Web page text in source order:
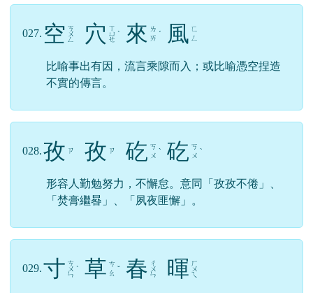
027. 空 ㄎ
ㄨ
ㄥ 穴 ㄒ
ㄩ
ㄝ
ˋ 來 ㄌ
ㄞ ˊ 風 ㄈ
ㄥ
比喻事出有因，流言乘隙而入；或比喻憑空捏造
不實的傳言。
028.孜 ㄗ 孜 ㄗ 矻 ㄎ
ㄨ ˋ 矻 ㄎ
ㄨ ˋ
形容人勤勉努力，不懈怠。意同「孜孜不倦」、
「焚膏繼晷」、「夙夜匪懈」。
029.寸 ㄘ
ㄨ
ㄣ
ˋ 草 ㄘ
ㄠ ˇ 春 ㄔ
ㄨ
ㄣ 暉 ㄏ
ㄨ
ㄟ